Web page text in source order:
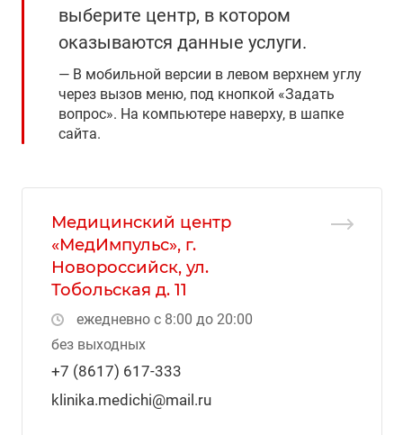
выберите центр, в котором
оказываются данные услуги.
В мобильной версии в левом верхнем углу
через вызов меню, под кнопкой «Задать
вопрос». На компьютере наверху, в шапке
сайта.
Медицинский центр
«МедИмпульс», г.
Новороссийск, ул.
Тобольская д. 11
ежедневно с 8:00 до 20:00
без выходных
+7 (8617) 617-333
klinika.medichi@mail.ru